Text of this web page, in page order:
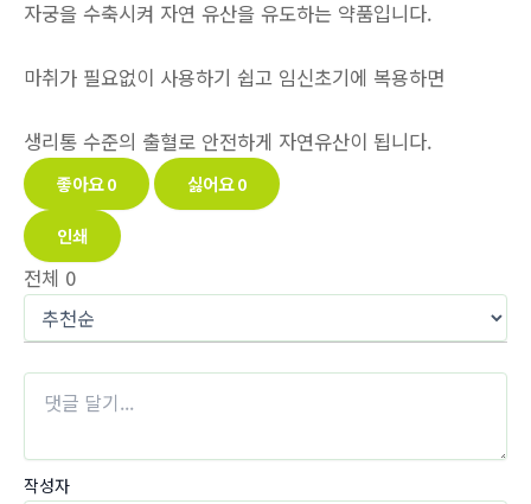
자궁을 수축시켜 자연 유산을 유도하는 약품입니다.
마취가 필요없이 사용하기 쉽고 임신초기에 복용하면
생리통 수준의 출혈로 안전하게 자연유산이 됩니다.
좋아요0 싫어요0
인쇄
전체 0
작성자